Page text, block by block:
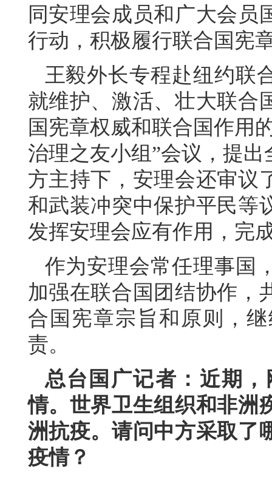
同安理会成员和广大会员
行动，积极履行联合国宪
王毅外长专程赴纽约联
就维护、激活、壮大联合
国宪章权威和联合国作用
治理之友小组”会议，提
方主持下，安理会还审议
和武装冲突中保护平民等
发挥安理会应有作用，完
作为安理会常任理事国
加强在联合国团结协作，
合国宪章宗旨和原则，
责。
总台国广记者：近期
情。世界卫生组织和非洲
洲抗疫。请问中方采取了
疫情？